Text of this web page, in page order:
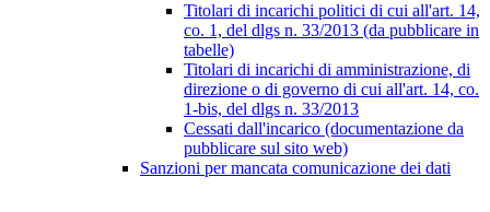
Titolari di incarichi politici di cui all'art. 14,
co. 1, del dlgs n. 33/2013 (da pubblicare in
tabelle)
Titolari di incarichi di amministrazione, di
direzione o di governo di cui all'art. 14, co.
1-bis, del dlgs n. 33/2013
Cessati dall'incarico (documentazione da
pubblicare sul sito web)
Sanzioni per mancata comunicazione dei dati